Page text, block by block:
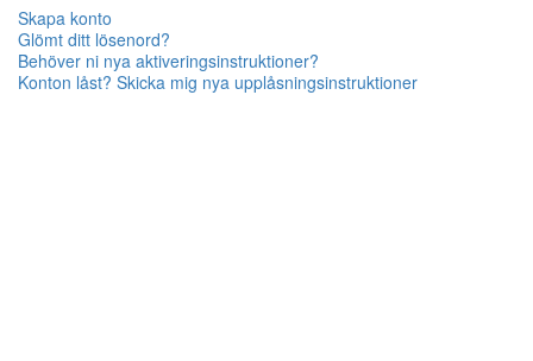
Skapa konto
Glömt ditt lösenord?
Behöver ni nya aktiveringsinstruktioner?
Konton låst? Skicka mig nya upplåsningsinstruktioner